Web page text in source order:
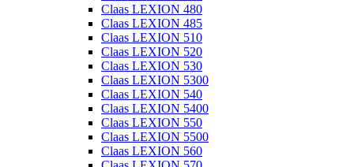
Claas LEXION 480
Claas LEXION 485
Claas LEXION 510
Claas LEXION 520
Claas LEXION 530
Claas LEXION 5300
Claas LEXION 540
Claas LEXION 5400
Claas LEXION 550
Claas LEXION 5500
Claas LEXION 560